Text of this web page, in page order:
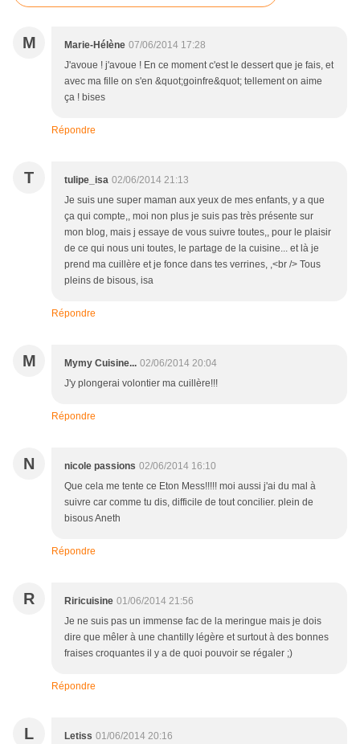
M Marie-Hélène 07/06/2014 17:28
J'avoue ! j'avoue ! En ce moment c'est le dessert que je fais, et
avec ma fille on s'en &quot;goinfre&quot; tellement on aime
ça ! bises
Répondre
T tulipe_isa 02/06/2014 21:13
Je suis une super maman aux yeux de mes enfants, y a que
ça qui compte,, moi non plus je suis pas très présente sur
mon blog, mais j essaye de vous suivre toutes,, pour le plaisir
de ce qui nous uni toutes, le partage de la cuisine... et là je
prend ma cuillère et je fonce dans tes verrines, ,<br /> Tous
pleins de bisous, isa
Répondre
M Mymy Cuisine... 02/06/2014 20:04
J'y plongerai volontier ma cuillère!!!
Répondre
N nicole passions 02/06/2014 16:10
Que cela me tente ce Eton Mess!!!!! moi aussi j'ai du mal à
suivre car comme tu dis, difficile de tout concilier. plein de
bisous Aneth
Répondre
R Riricuisine 01/06/2014 21:56
Je ne suis pas un immense fac de la meringue mais je dois
dire que mêler à une chantilly légère et surtout à des bonnes
fraises croquantes il y a de quoi pouvoir se régaler ;)
Répondre
L Letiss 01/06/2014 20:16